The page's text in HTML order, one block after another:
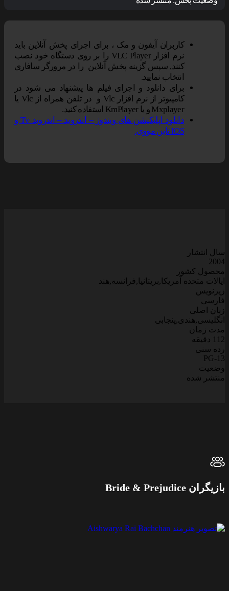
کاربران آیفون و مک ، برای اجرای پخش آنلاین باید
نرم افزار VLC Player را بر روی دستگاه خود نصب
کنند, سپس گزینه پخش آنلاین را در مرورگر سافاری
انتخاب نمایید.
برای دانلود و اجرای فیلم ها پیشنهاد می شود در
کامپیوتر از نرم افزار Vlc و در تلفن همراه از Vlc یا
Mxplayer و یا KmPlayer استفاده کنید.
دانلود اپلیکیشن های ویندوز – اندروید – اندروید Tv و
IOS ناین مووی.
سال انتشار
2004
محصول کشور
ایالات متحده آمریکا,بریتانیا,فرانسه,هند
زیرنویس
فارسی
زبان اصلی
انگلیسی,هندی,پنجابی
مدت زمان
112 دقیقه
رده سنی
PG-13
وضعیت
منتشر شده
بازیگران Bride & Prejudice